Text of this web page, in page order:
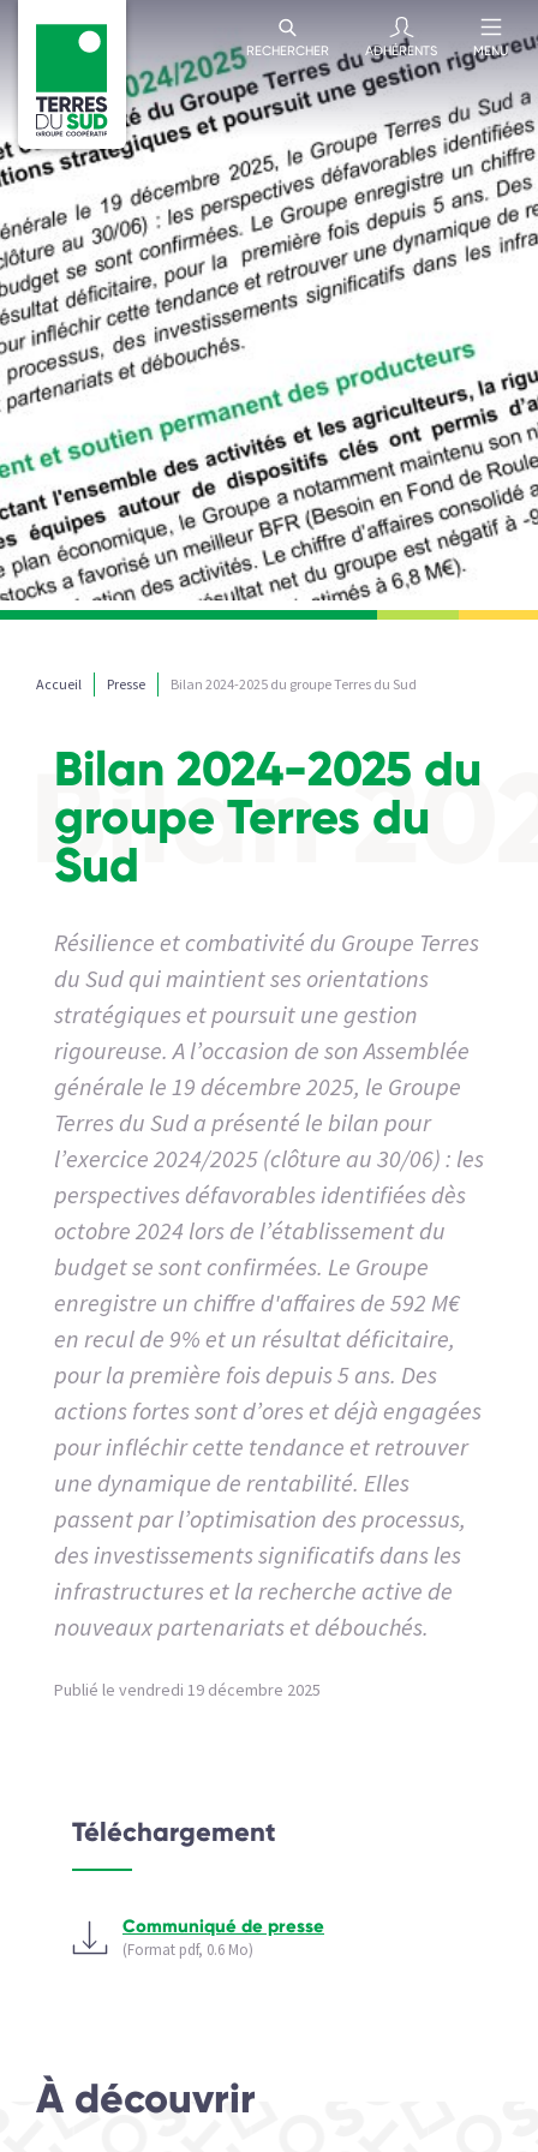
RECHERCHER ADHÉRENTS MENU
Accueil Presse Bilan 2024-2025 du groupe Terres du Sud
Bilan 2024-2025 du
groupe Terres du
Sud
Résilience et combativité du Groupe Terres
du Sud qui maintient ses orientations
stratégiques et poursuit une gestion
rigoureuse. A l’occasion de son Assemblée
générale le 19 décembre 2025, le Groupe
Terres du Sud a présenté le bilan pour
l’exercice 2024/2025 (clôture au 30/06) : les
perspectives défavorables identifiées dès
octobre 2024 lors de l’établissement du
budget se sont confirmées. Le Groupe
enregistre un chiffre d'affaires de 592 M€
en recul de 9% et un résultat déficitaire,
pour la première fois depuis 5 ans. Des
actions fortes sont d’ores et déjà engagées
pour infléchir cette tendance et retrouver
une dynamique de rentabilité. Elles
passent par l’optimisation des processus,
des investissements significatifs dans les
infrastructures et la recherche active de
nouveaux partenariats et débouchés.
Publié le vendredi 19 décembre 2025
Téléchargement
Communiqué de presse
(Format pdf, 0.6 Mo)
À découvrir